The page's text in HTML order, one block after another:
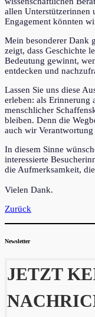
allen Unterstützerinnen
Engagement könnten
Mein besonderer Dank
zeigt, dass Geschichte
Bedeutung gewinnt,
entdecken und
Lassen Sie uns diese
erleben: als Erinnerung
menschlicher
bleiben. Denn die
auch wir
In diesem Sinne
interessierte
die Aufmerksamkeit,
Vielen Dank.
Zurück
Newsletter
JETZT